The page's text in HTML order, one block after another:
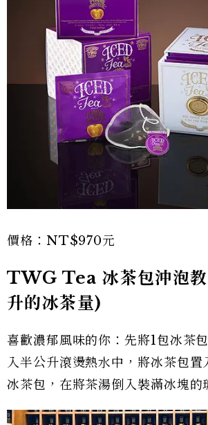
價格：NT$970元
TWG Tea 冰茶包沖泡
升的冰茶量)
喜歡濃郁風味的你：先將1包冰茶
入半公升滾燙熱水中，將冰茶包置
冰茶包，在將茶湯倒入裝滿冰塊的